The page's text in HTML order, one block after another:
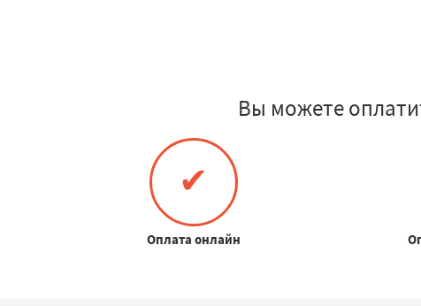
Вы можете
✔
Оплата онлайн